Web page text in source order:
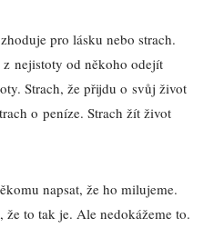
pro lásku nebo strach.
z nejistoty od někoho odejít
Strach, že přijdu o svůj život
o peníze. Strach žít život
napsat, že ho milujeme.
to tak je. Ale nedokážeme to.